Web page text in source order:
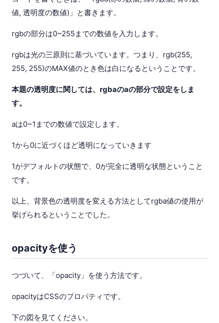
値, 透明度の数値)」と書きます。
rgbの部分は0~255までの数値を入力します。
rgbは光の三原則に基づいています。つまり、rgb(255,
255, 255)のMAX値のとき色は白になるということです。
本題の透明度に関しては、rgbaのaの部分で設定をしま
す。
aは0~1までの数値で設定します。
1から0に近づくほど透明になっていきます
1がデフォルトの状態で、0が完全に透明な状態ということ
です。
以上、背景色の透明度を変える方法としてrgba値の使用が
挙げられるということでした。
opacityを使う
つづいて、「opacity」を使う方法です。
opacityはCSSのプロパティです。
下の図を見てください。